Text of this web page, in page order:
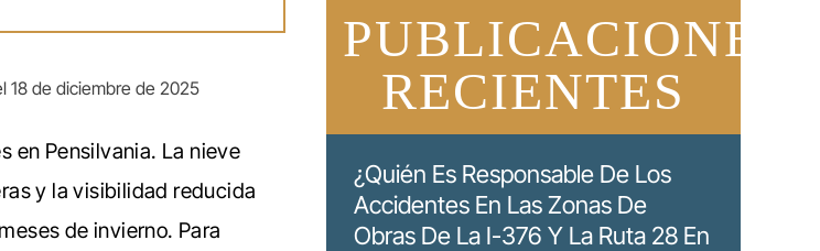
18 de diciembre de 2025
en Pensilvania. La nieve
y la visibilidad reducida
de invierno. Para
PUBLICACIONES
RECIENTES
¿Quién Es Responsable De Los
Accidentes En Las Zonas De
Obras De La I-376 Y La Ruta 28 En